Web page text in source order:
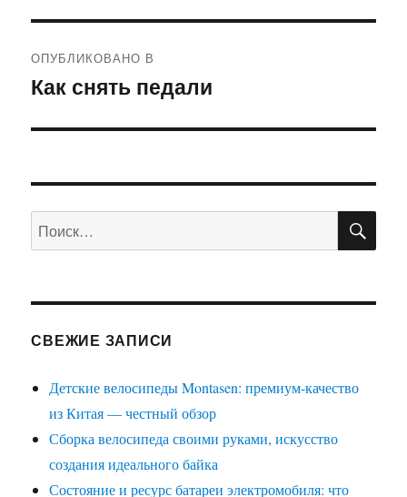
по
ОПУБЛИКОВАНО В
Как снять педали
Искать:
СВЕЖИЕ ЗАПИСИ
Детские велосипеды Montasen: премиум-качество
из Китая — честный обзор
Сборка велосипеда своими руками, искусство
создания идеального байка
Состояние и ресурс батареи электромобиля: что